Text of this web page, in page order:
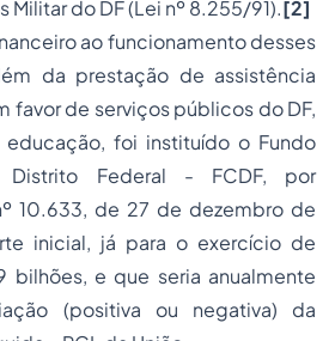
do DF (Lei nº 8.255/91).[2]
ao funcionamento desses
da prestação de assistência
favor de serviços públicos do DF,
foi instituído o Fundo
Distrito Federal - FCDF, por
10.633, de 27 de dezembro de
inicial, já para o exercício de
e que seria anualmente
(positiva ou negativa) da